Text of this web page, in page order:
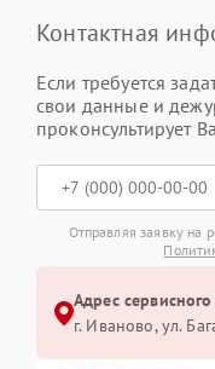
Контактная
Если требуется
свои данные и
проконсультирует
Отправляя заявку на
Адрес
г. Иваново, ул.